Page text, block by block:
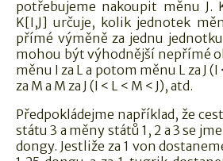
potřebujeme nakoupit měnu J.
K[I,J] určuje, kolik jednotek
přímé výměně za jednu
mohou být výhodnější nepřímé
měnu I za L a potom měnu L za J (I
za M a M za J (I < L < M < J), atd.
Předpokládejme například, že
státu 3 a měny států 1, 2 a 3 se
dongy. Jestliže za 1 von